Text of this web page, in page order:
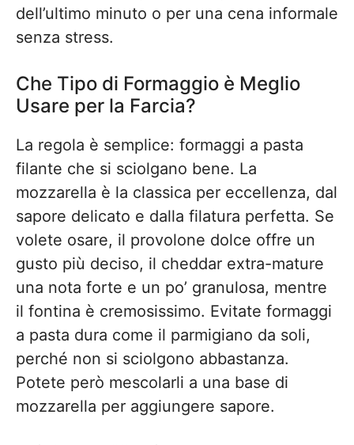
dell’ultimo minuto o per una cena informale
senza stress.
Che Tipo di Formaggio è Meglio
Usare per la Farcia?
La regola è semplice: formaggi a pasta
filante che si sciolgano bene. La
mozzarella è la classica per eccellenza, dal
sapore delicato e dalla filatura perfetta. Se
volete osare, il provolone dolce offre un
gusto più deciso, il cheddar extra-mature
una nota forte e un po’ granulosa, mentre
il fontina è cremosissimo. Evitate formaggi
a pasta dura come il parmigiano da soli,
perché non si sciolgono abbastanza.
Potete però mescolarli a una base di
mozzarella per aggiungere sapore.